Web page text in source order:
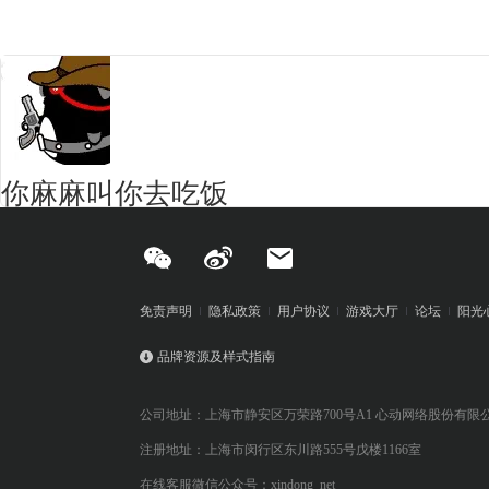
你麻麻叫你去吃饭
免责声明 隐私政策 用户协议 游戏大厅 论坛 阳光
品牌资源及样式指南
公司地址：上海市静安区万荣路700号A1 心动网络股份有限
注册地址：上海市闵行区东川路555号戊楼1166室
在线客服微信公众号：xindong_net